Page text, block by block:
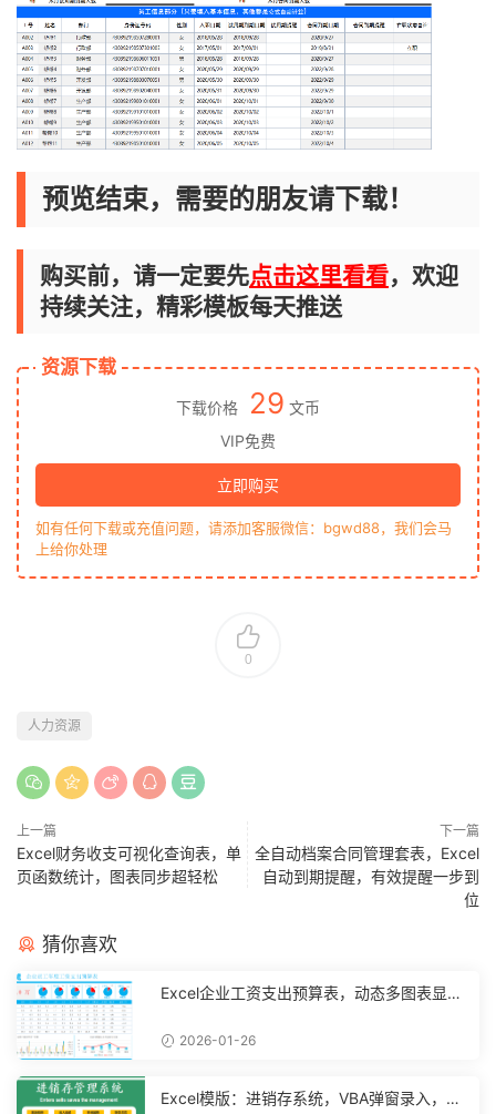
预览结束，需要的朋友请下载！
购买前，请一定要先点击这里看看，欢迎
持续关注，精彩模板每天推送
资源下载
下载价格 29 文币
VIP免费
立即购买
如有任何下载或充值问题，请添加客服微信：bgwd88，我们会马
上给你处理
0
人力资源
上一篇
Excel财务收支可视化查询表，单
页函数统计，图表同步超轻松
下一篇
全自动档案合同管理套表，Excel
自动到期提醒，有效提醒一步到
位
猜你喜欢
Excel企业工资支出预算表，动态多图表显
2026-01-26
Excel模版：进销存系统，VBA弹窗录入，智